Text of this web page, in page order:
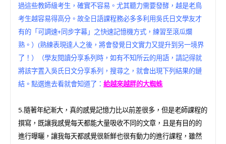
過這些教師級考生，確實不容易。尤其聽力需要發酵，越是老鳥
考生越容易得高分。故全日語課程務必多多利用吳氏日文學友才
有的「可調速+同步字幕」之快速記憶機方式，練習至滾瓜爛
熟。）(熟練表現達人之後，將會發覺日文實力又提升到另一境界
了！）（學友閱讀分享系列時，如有不知所云的用語，請記得就
將該字置入吳氏日文分享系列，搜尋之，就會出現下列結果的鏈
結。點選進去看就會知道了： 給越來越胖的大蜘蛛
5.隨著年紀漸大，真的感覺記憶力比以前差很多，但是老師課程的
撰寫，既讓我感覺每天都能大量吸收不同的文章，且是有目的的
進行曝曬，讓我每天都感覺很新鮮也很有動力的進行課程，雖然